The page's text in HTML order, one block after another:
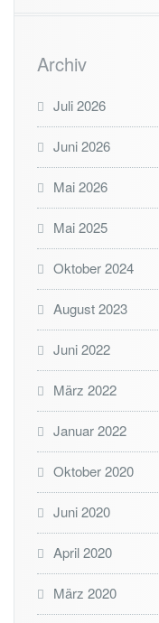
Archiv
Juli 2026
Juni 2026
Mai 2026
Mai 2025
Oktober 2024
August 2023
Juni 2022
März 2022
Januar 2022
Oktober 2020
Juni 2020
April 2020
März 2020